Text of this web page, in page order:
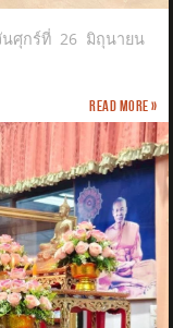
ศุกร์ที่ 26 มิถุนายน
Read more »